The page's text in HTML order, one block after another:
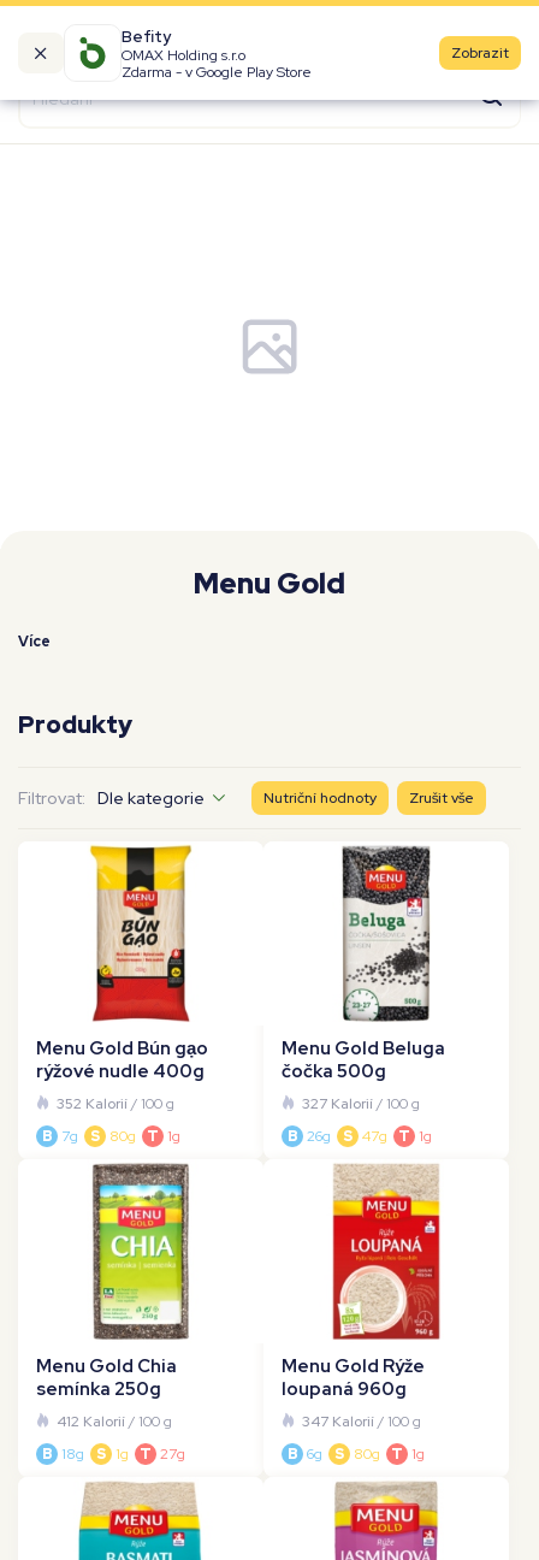
Befity
OMAX Holding s.r.o
Zdarma - v Google Play Store
Zobrazit
Kalorické tabulky
Menu Gold
Více
Produkty
Filtrovat: Dle kategorie Nutriční hodnoty Zrušit vše
Menu Gold Bún gạo
rýžové nudle 400g
352 Kalorií/ 100 g
B 7g S 80g T 1g
Menu Gold Beluga
čočka 500g
327 Kalorií/ 100 g
B 26g S 47g T 1g
Menu Gold Chia
semínka 250g
412 Kalorií/ 100 g
B 18g S 1g T 27g
Menu Gold Rýže
loupaná 960g
347 Kalorií/ 100 g
B 6g S 80g T 1g